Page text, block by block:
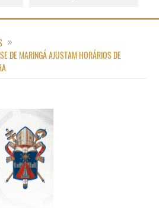
DE MARINGÁ AJUSTAM HORÁRIOS DE